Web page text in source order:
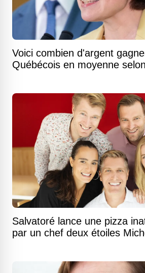
Voici combien d'argent
Québécois en moyenne
Salvatoré lance une pizza
par un chef deux étoiles